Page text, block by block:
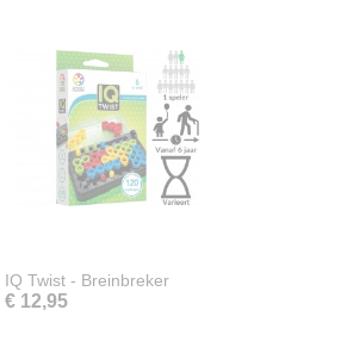
IQ Twist - Breinbreker
€ 12,95